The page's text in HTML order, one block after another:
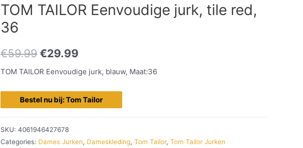
TOM TAILOR Eenvoudige jurk, tile red,
36
€59.99€29.99
TOM TAILOR Eenvoudige jurk, blauw, Maat:36
Bestel nu bij: Tom Tailor
SKU: 4061946427678
Categories: Dames Jurken, Dameskleding, Tom Tailor, Tom Tailor Jurken